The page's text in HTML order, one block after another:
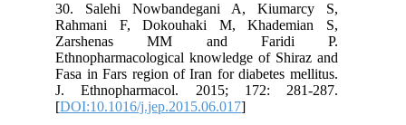
30. Salehi Nowbandegani A, Kiumarcy S,
Rahmani F, Dokouhaki M, Khademian S,
Zarshenas MM and Faridi P.
Ethnopharmacological knowledge of Shiraz and
Fasa in Fars region of Iran for diabetes mellitus.
J. Ethnopharmacol. 2015; 172: 281-287.
[DOI:10.1016/j.jep.2015.06.017